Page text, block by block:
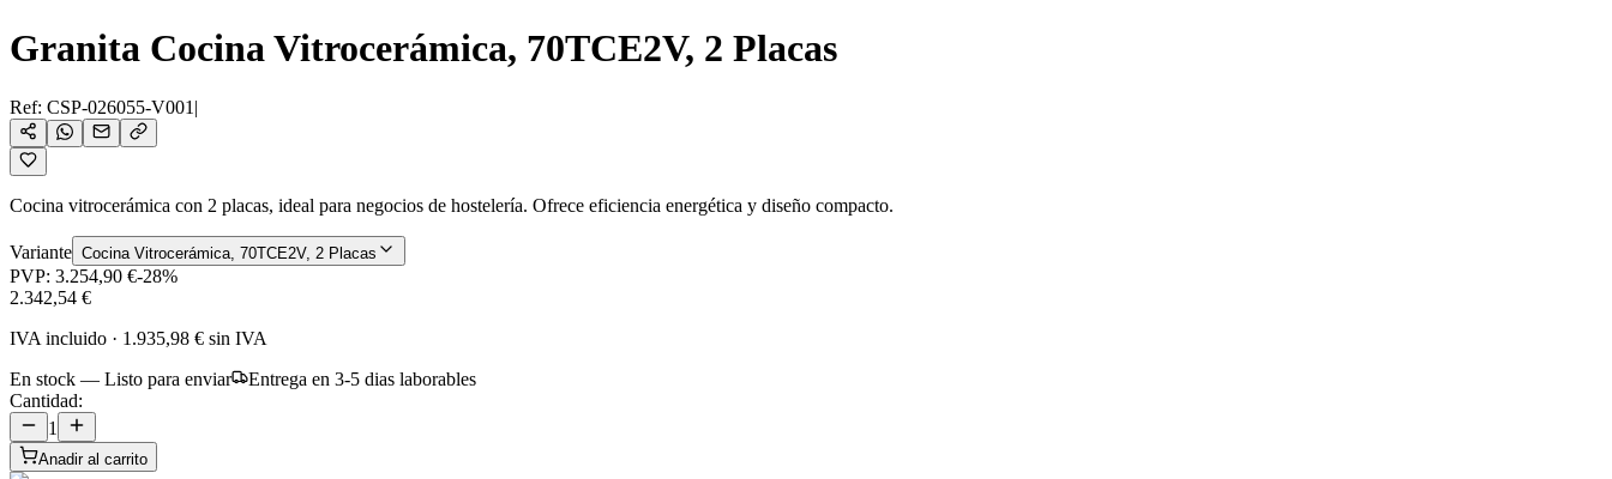
Granita Cocina Vitrocerámica, 70TCE2V, 2 Placas
Ref: CSP-026055-V001 |
Cocina vitrocerámica con 2 placas, ideal para negocios de hostelería. Ofrece eficiencia energética y diseño compacto.
Variante Cocina Vitrocerámica, 70TCE2V, 2 Placas
PVP: 3.254,90 €-28%
2.342,54 €
IVA incluido · 1.935,98 € sin IVA
En stock — Listo para enviar
Entrega en 3-5 dias laborables
Cantidad:
1
Anadir al carrito